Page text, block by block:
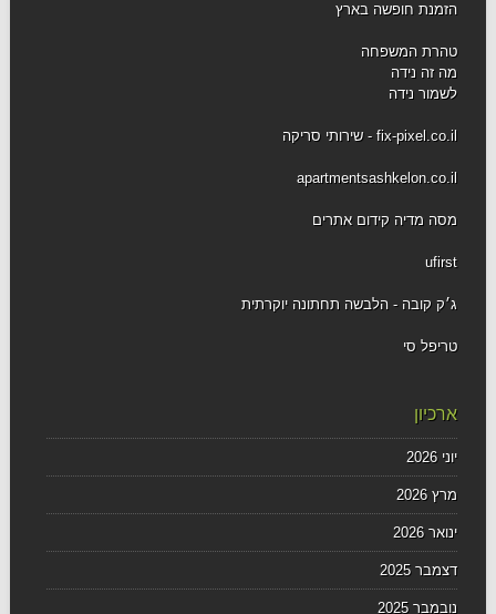
הזמנת חופשה בארץ
טהרת המשפחה
מה זה נידה
לשמור נידה
fix-pixel.co.il - שירותי סריקה
apartmentsashkelon.co.il
מסה מדיה קידום אתרים
ufirst
ג׳ק קובה - הלבשה תחתונה יוקרתית
טריפל סי
ארכיון
יוני 2026
מרץ 2026
ינואר 2026
דצמבר 2025
נובמבר 2025